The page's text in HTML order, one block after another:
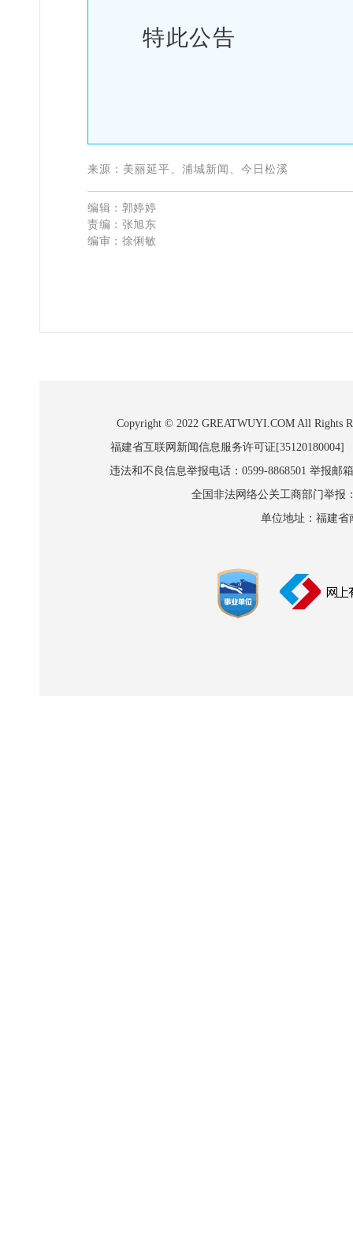
特此公告
来源： 美丽延平、浦城新闻、今日松溪
编辑：郭婷婷
责编：张旭东
编审：徐俐敏
Copyright © 2022 GREATWUYI.COM All Rights
福建省互联网新闻信息服务许可证
违法和不良信息举报电话：0599-8868501 举报邮
全国非法网络公关工商部门举报
单位地址：福建省